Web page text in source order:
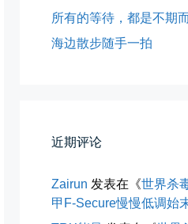
所有的等待，都是不期
海边散步随手一拍
近期评论
Zairun 发表在《世界杀
甲F-Secure慢慢低调始
所有的等待，都是不
📅 05-04 12:35👤 Zairun